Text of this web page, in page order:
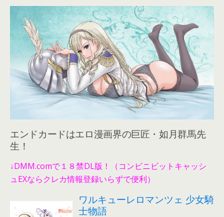
エンドカードはエロ漫画界の巨匠・如月群馬先
生！
↓DMM.comで１８禁DL版！（コンビニビットキャッシ
ュEXならクレカ情報登録いらずで便利）
ワルキューレロマンツェ 少女騎
士物語